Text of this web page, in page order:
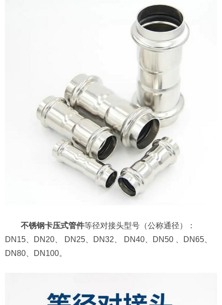
不锈钢卡压式管件等径对接头型号（公称通径）：
DN15、DN20、 DN25、DN32、 DN40、DN50 、DN65、
DN80、DN100。